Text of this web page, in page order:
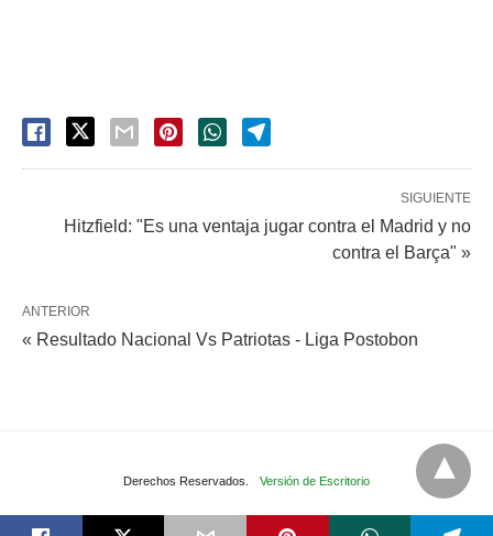
SIGUIENTE
Hitzfield: "Es una ventaja jugar contra el Madrid y no
contra el Barça" »
ANTERIOR
« Resultado Nacional Vs Patriotas - Liga Postobon
Derechos Reservados. Versión de Escritorio